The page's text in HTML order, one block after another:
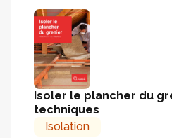
Isoler le plancher du
techniques
Isolation